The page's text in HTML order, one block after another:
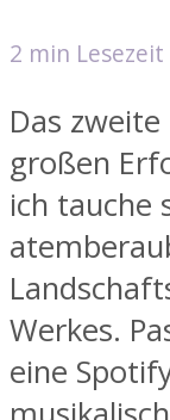
2 min Lesezeit
Das
großen
ich tauche
Werkes.
eine